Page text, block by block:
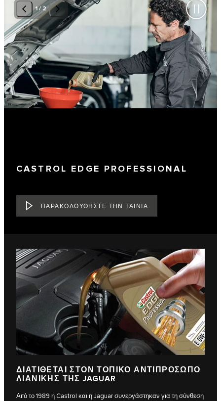
CASTROL EDGE PROFESSIONAL
ΠΑΡΑΚΟΛΟΥΘΗΣΤΕ ΤΗΝ ΤΑΙΝΙΑ
1/2
ΔΙΑΤΙΘΕΤΑΙ ΣΤΟΝ ΤΟΠΙΚΟ ΑΝΤΙΠΡΟΣΩΠΟ
ΛΙΑΝΙΚΗΣ ΤΗΣ JAGUAR
Από το 1989 η Castrol και η Jaguar συνεργάστηκαν για τη σύνθεση